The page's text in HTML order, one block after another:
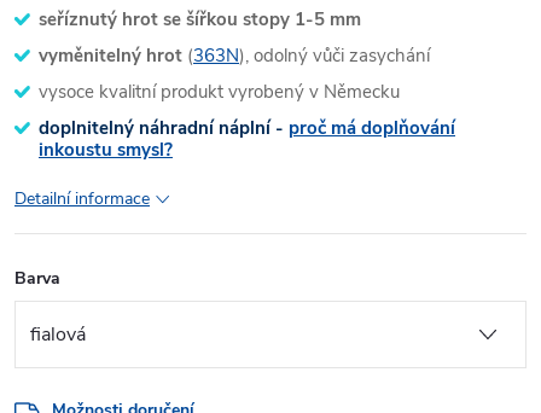
seříznutý hrot se šířkou stopy 1-5 mm
vyměnitelný hrot (363N), odolný vůči zasychání
vysoce kvalitní produkt vyrobený v Německu
doplnitelný náhradní náplní - proč má doplňování
inkoustu smysl?
Detailní informace
Barva